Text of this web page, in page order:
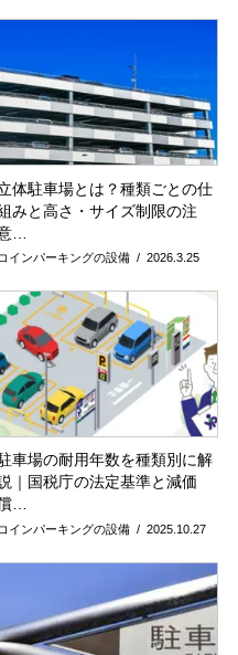
体駐車場とは？種類ごとの仕
みと高さ・サイズ制限の注
…
2026.3.25
コインパーキングの設備
車場の耐用年数を種類別に解
｜国税庁の法定基準と減価
…
2025.10.27
コインパーキングの設備